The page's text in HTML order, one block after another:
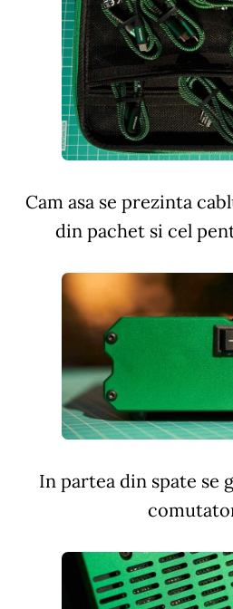
Cam asa se prezinta
din pachet si cel
In partea din spate se